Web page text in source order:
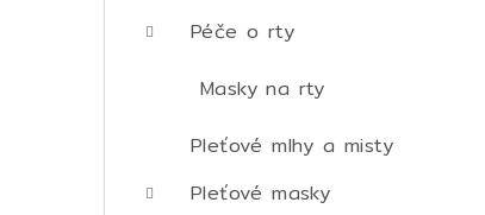
Péče o rty
Masky na rty
Pleťové mlhy a misty
Pleťové masky